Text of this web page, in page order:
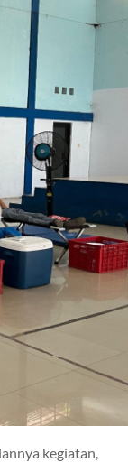
kegiatan,